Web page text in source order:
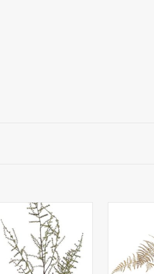
150027GR- Rama Asparagus
(acutifolius) x7, 'AutumnBreeze',
130cm